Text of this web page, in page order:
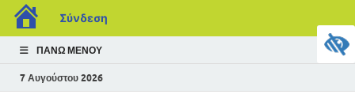
Σύνδεση
ΠΆΝΩ ΜΕΝΟΎ
7 Αυγούστου 2026